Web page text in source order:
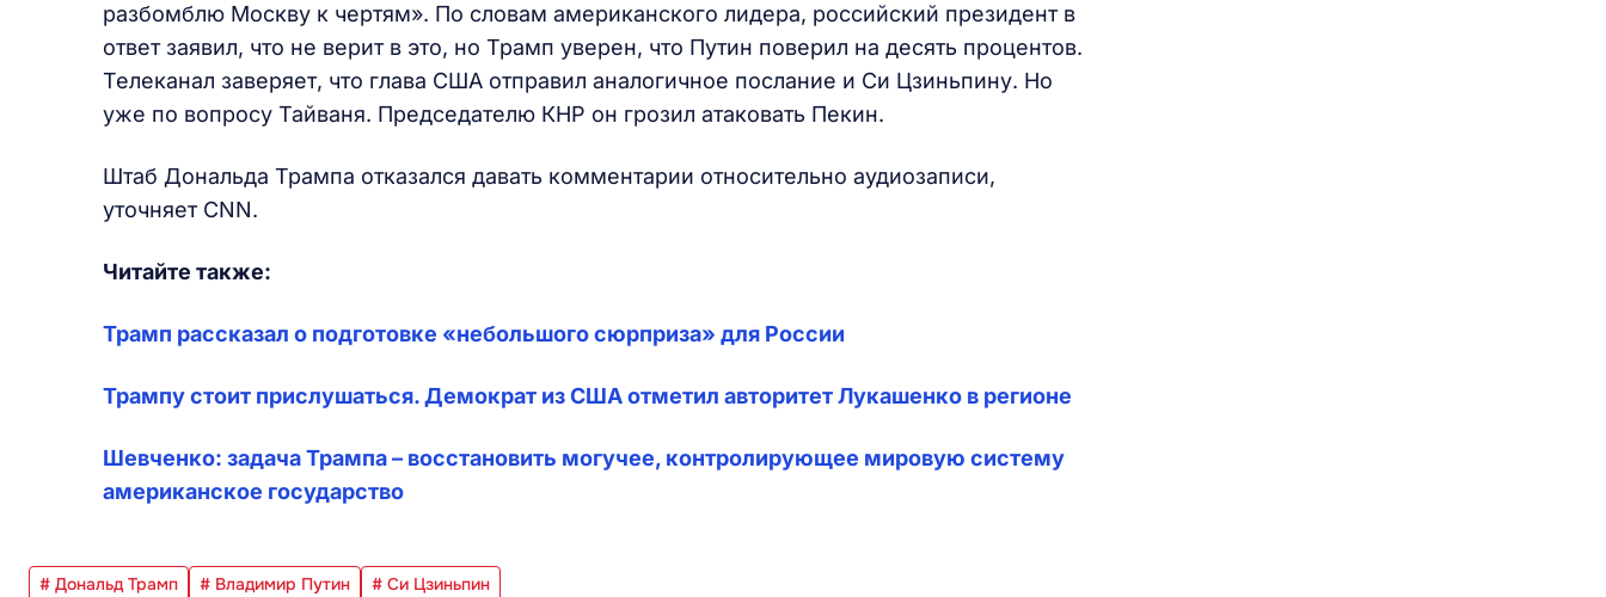
разбомблю Москву к чертям». По словам американского лидера, российский президент в
ответ заявил, что не верит в это, но Трамп уверен, что Путин поверил на десять процентов.
Телеканал заверяет, что глава США отправил аналогичное послание и Си Цзиньпину. Но
уже по вопросу Тайваня. Председателю КНР он грозил атаковать Пекин.
Штаб Дональда Трампа отказался давать комментарии относительно аудиозаписи,
уточняет CNN.
Читайте также:
Трамп рассказал о подготовке «небольшого сюрприза» для России
Трампу стоит прислушаться. Демократ из США отметил авторитет Лукашенко в регионе
Шевченко: задача Трампа – восстановить могучее, контролирующее мировую систему
американское государство
# Дональд Трамп # Владимир Путин # Си Цзиньпин